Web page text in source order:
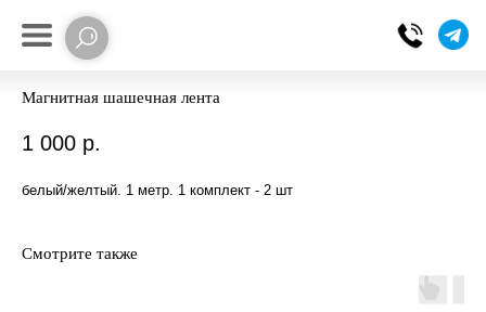
Магнитная шашечная лента
1 000 р.
белый/желтый. 1 метр. 1 комплект - 2 шт
Смотрите также